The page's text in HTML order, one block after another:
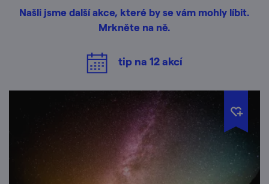
Našli jsme další akce, které by se vám mohly líbit.
Mrkněte na ně.
tip na 12akcí